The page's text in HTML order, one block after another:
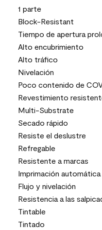
1 parte
Block-Resistant
Tiempo de apertura
Alto encubrimiento
Alto tráfico
Nivelación
Poco contenido de
Revestimiento
Multi-Substrate
Secado rápido
Resiste el deslustre
Refregable
Resistente a marcas
Imprimación automática
Flujo y nivelación
Resistencia a las
Tintable
Tintado